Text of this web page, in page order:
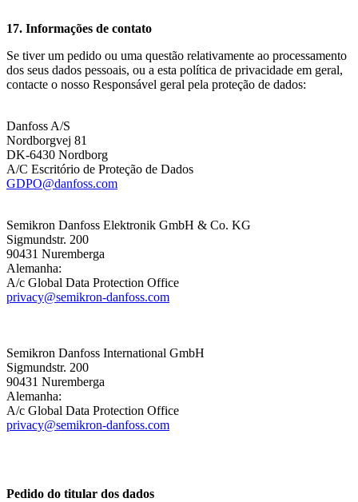
17. Informações de contato
Se tiver um pedido ou uma questão relativamente ao processamento
dos seus dados pessoais, ou a esta política de privacidade em geral,
contacte o nosso Responsável geral pela proteção de dados:
Danfoss A/S
Nordborgvej 81
DK-6430 Nordborg
A/C Escritório de Proteção de Dados
GDPO@danfoss.com
Semikron Danfoss Elektronik GmbH & Co. KG
Sigmundstr. 200
90431 Nuremberga
Alemanha:
A/c Global Data Protection Office
privacy@semikron-danfoss.com
Semikron Danfoss International GmbH
Sigmundstr. 200
90431 Nuremberga
Alemanha:
A/c Global Data Protection Office
privacy@semikron-danfoss.com
Pedido do titular dos dados